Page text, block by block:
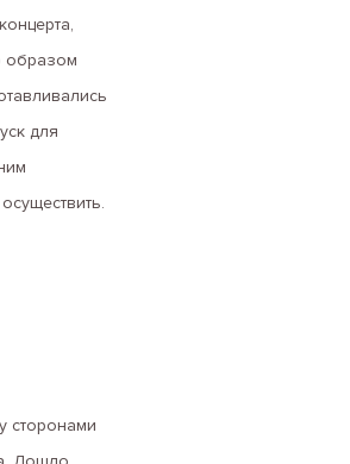
образом
для
сторонами